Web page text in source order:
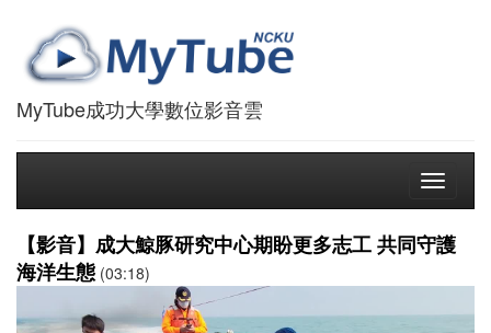
MyTube成功大學數位影音雲
Toggle
【影音】成大鯨豚研究中心期盼更多志工 共同守護
海洋生態 (03:18)